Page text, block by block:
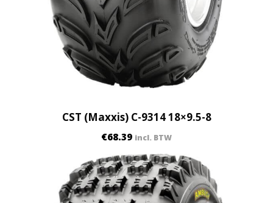
CST (Maxxis) C-9314 18×9.5-8
€68.39 incl. BTW